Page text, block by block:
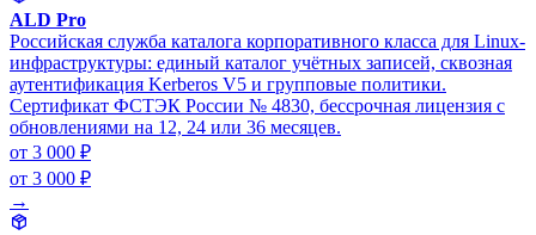
ALD Pro
Российская служба каталога корпоративного класса для Linux-
инфраструктуры: единый каталог учётных записей, сквозная
аутентификация Kerberos V5 и групповые политики.
Сертификат ФСТЭК России № 4830, бессрочная лицензия с
обновлениями на 12, 24 или 36 месяцев.
от 3 000 ₽
от 3 000 ₽
→